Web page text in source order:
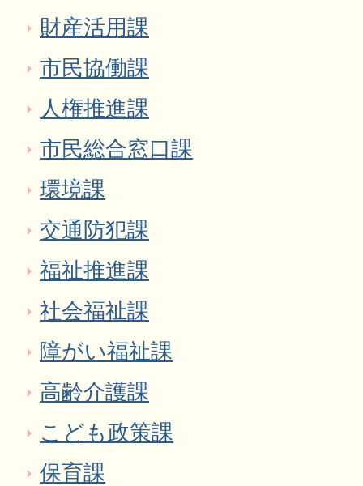
財産活用課
市民協働課
人権推進課
市民総合窓口課
環境課
交通防犯課
福祉推進課
社会福祉課
障がい福祉課
高齢介護課
こども政策課
保育課